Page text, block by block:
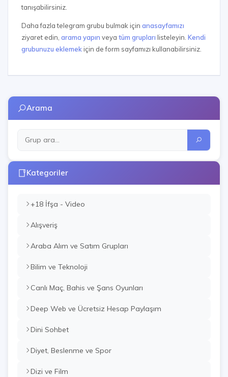
tanışabilirsiniz.
Daha fazla telegram grubu bulmak için anasayfamızı
ziyaret edin, arama yapın veya tüm grupları listeleyin. Kendi
grubunuzu eklemek için de form sayfamızı kullanabilirsiniz.
Arama
Kategoriler
+18 İfşa - Video
Alışveriş
Araba Alım ve Satım Grupları
Bilim ve Teknoloji
Canlı Maç, Bahis ve Şans Oyunları
Deep Web ve Ücretsiz Hesap Paylaşım
Dini Sohbet
Diyet, Beslenme ve Spor
Dizi ve Film